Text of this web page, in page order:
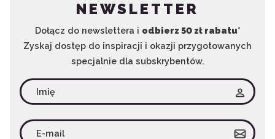
NEWSLETTER
Dołącz do newslettera i odbierz 50 zł rabatu*
Zyskaj dostęp do inspiracji i okazji przygotowanych
specjalnie dla subskrybentów.